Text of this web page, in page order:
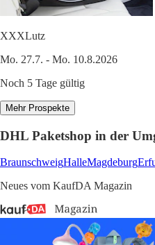
XXXLutz
Mo. 27.7. - Mo. 10.8.2026
Noch 5 Tage gültig
Mehr Prospekte
DHL Paketshop in der
BraunschweigHalleMagdeburg
Neues vom KaufDA Magazin